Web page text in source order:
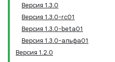
Версия 1.3.0
Версия 1.3.0-rc01
Версия 1.3.0-beta01
Версия 1.3.0-альфа01
Версия 1.2.0